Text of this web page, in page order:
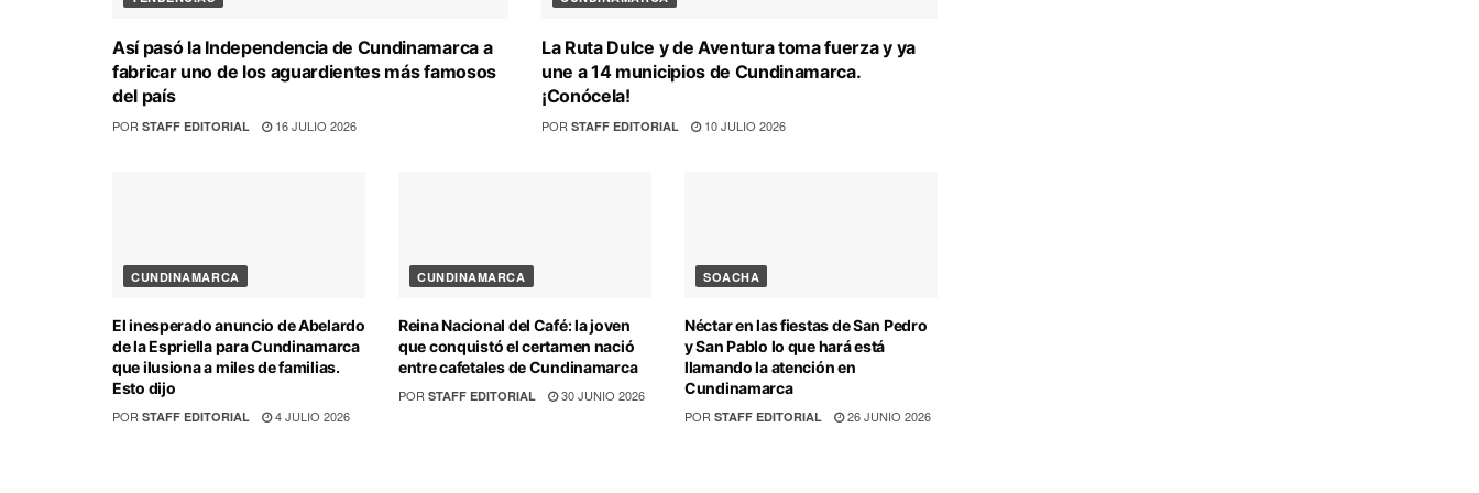
Así pasó la Independencia de Cundinamarca a
fabricar uno de los aguardientes más famosos
del país
POR STAFF EDITORIAL 16 JULIO 2026
La Ruta Dulce y de Aventura toma fuerza y ya
une a 14 municipios de Cundinamarca.
¡Conócela!
POR STAFF EDITORIAL 10 JULIO 2026
CUNDINAMARCA
El inesperado anuncio de Abelardo
de la Espriella para Cundinamarca
que ilusiona a miles de familias.
Esto dijo
POR STAFF EDITORIAL 4 JULIO 2026
CUNDINAMARCA
Reina Nacional del Café: la joven
que conquistó el certamen nació
entre cafetales de Cundinamarca
POR STAFF EDITORIAL 30 JUNIO 2026
SOACHA
Néctar en las fiestas de San Pedro
y San Pablo lo que hará está
llamando la atención en
Cundinamarca
POR STAFF EDITORIAL 26 JUNIO 2026